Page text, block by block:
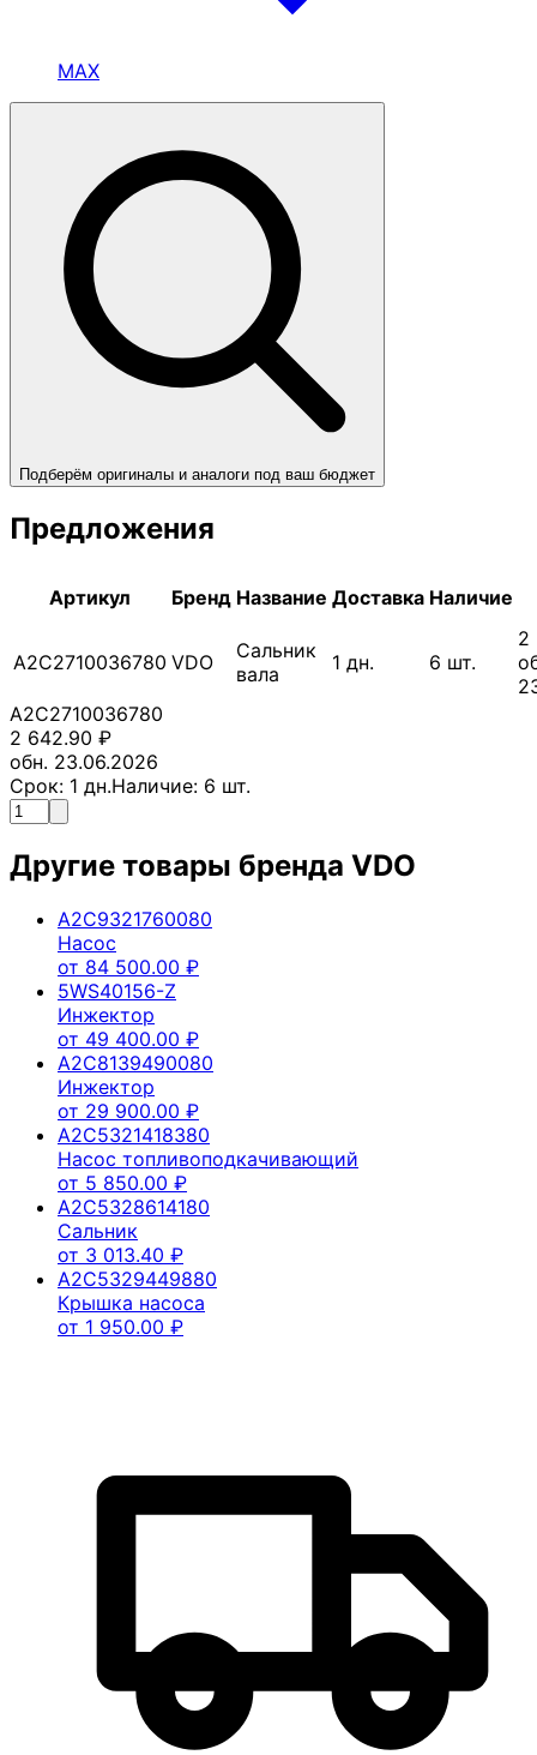
MAX
Подберём оригиналы и аналоги под ваш бюджет
Предложения
Артикул Бренд Название Доставка Наличие
A2C2710036780 VDO
Сальник
вала
1 дн. 6 шт.
2
A2C2710036780
2 642.90 ₽
обн. 23.06.2026
Срок: 1 дн.Наличие: 6 шт.
Другие товары бренда VDO
A2C9321760080
Насос
от 84 500.00 ₽
5WS40156-Z
Инжектор
от 49 400.00 ₽
A2C8139490080
Инжектор
от 29 900.00 ₽
A2C5321418380
Насос топливоподкачивающий
от 5 850.00 ₽
A2C5328614180
Сальник
от 3 013.40 ₽
A2C5329449880
Крышка насоса
от 1 950.00 ₽